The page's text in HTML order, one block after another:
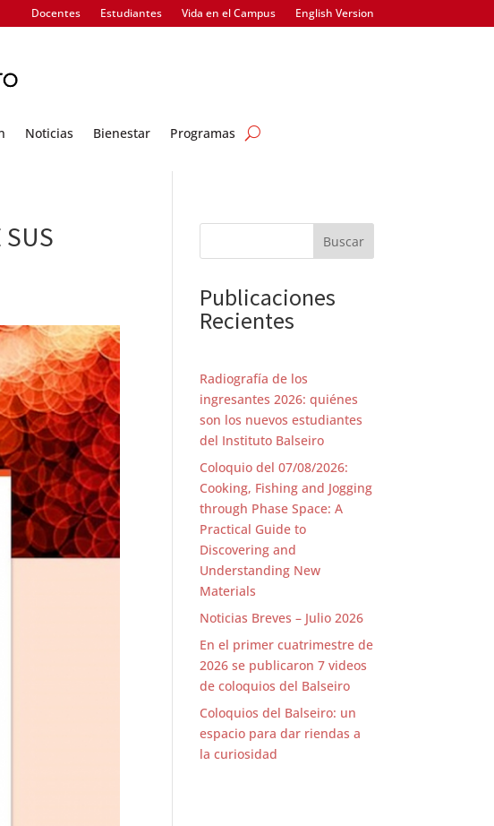
Docentes Estudiantes Vida en el Campus English Version
Noticias Bienestar Programas
SUS Buscar
Publicaciones
Recientes
Radiografía de los
ingresantes 2026: quiénes
son los nuevos estudiantes
del Instituto Balseiro
Coloquio del 07/08/2026:
Cooking, Fishing and Jogging
through Phase Space: A
Practical Guide to
Discovering and
Understanding New
Materials
Noticias Breves – Julio 2026
En el primer cuatrimestre de
2026 se publicaron 7 videos
de coloquios del Balseiro
Coloquios del Balseiro: un
espacio para dar riendas a
la curiosidad